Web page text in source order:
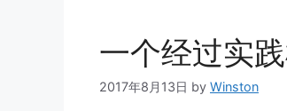
一个经过实
2017年8月13日 by Winston